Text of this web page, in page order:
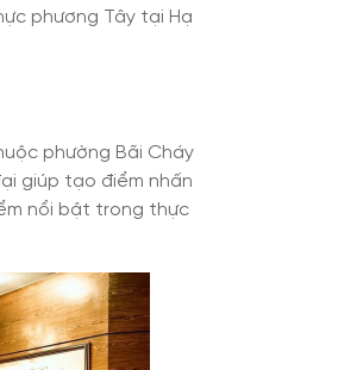
phương Tây tại Hạ
phường Bãi Cháy
giúp tạo điểm nhấn
nổi bật trong thực